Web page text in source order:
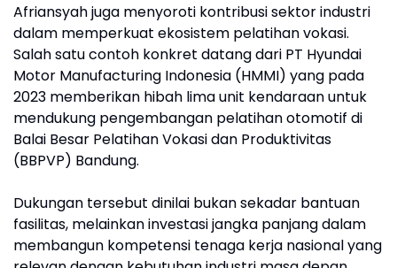
Afriansyah juga menyoroti kontribusi sektor industri
dalam memperkuat ekosistem pelatihan vokasi.
Salah satu contoh konkret datang dari PT Hyundai
Motor Manufacturing Indonesia (HMMI) yang pada
2023 memberikan hibah lima unit kendaraan untuk
mendukung pengembangan pelatihan otomotif di
Balai Besar Pelatihan Vokasi dan Produktivitas
(BBPVP) Bandung.
Dukungan tersebut dinilai bukan sekadar bantuan
fasilitas, melainkan investasi jangka panjang dalam
membangun kompetensi tenaga kerja nasional yang